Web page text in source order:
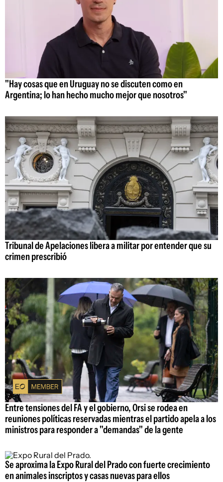
"Hay cosas que en Uruguay no se discuten como en
Argentina; lo han hecho mucho mejor que nosotros"
Tribunal de Apelaciones libera a militar por entender que su
crimen prescribió
Entre tensiones del FA y el gobierno, Orsi se rodea en
reuniones políticas reservadas mientras el partido apela a los
ministros para responder a "demandas" de la gente
Se aproxima la Expo Rural del Prado con fuerte crecimiento
en animales inscriptos y casas nuevas para ellos